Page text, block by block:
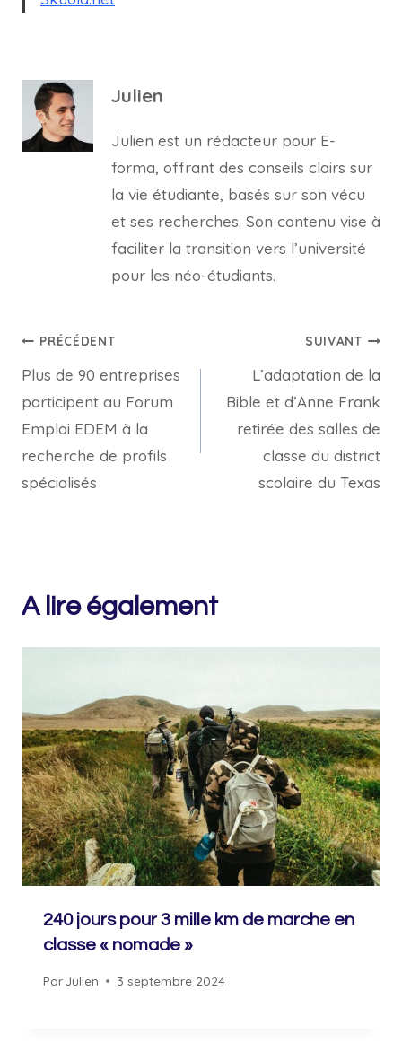
Julien
Julien est un rédacteur pour E-
forma, offrant des conseils clairs sur
la vie étudiante, basés sur son vécu
et ses recherches. Son contenu vise à
faciliter la transition vers l’université
pour les néo-étudiants.
Navigation
de
l’article
PRÉCÉDENT
Plus de 90 entreprises
participent au Forum
Emploi EDEM à la
recherche de profils
spécialisés
SUIVANT
L’adaptation de la
Bible et d’Anne Frank
retirée des salles de
classe du district
scolaire du Texas
A lire également
240 jours pour 3 mille km de marche en
classe « nomade »
ParJulien 3 septembre 2024